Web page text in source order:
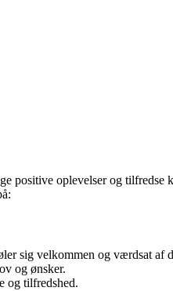
positive oplevelser og
sig velkommen og værdsat af
og ønsker.
og tilfredshed.